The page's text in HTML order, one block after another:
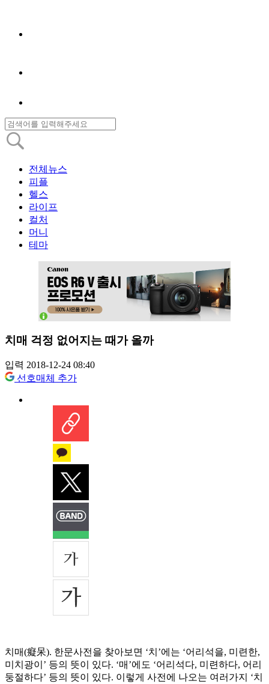
전체뉴스
피플
헬스
라이프
컬처
머니
테마
치매 걱정 없어지는 때가 올까
입력 2018-12-24 08:40
선호매체 추가
치매(癡呆). 한문사전을 찾아보면 ‘치’에는 ‘어리석을, 미련한,
미치광이’ 등의 뜻이 있다. ‘매’에도 ‘어리석다, 미련하다, 어리
둥절하다’ 등의 뜻이 있다. 이렇게 사전에 나오는 여러가지 ‘치